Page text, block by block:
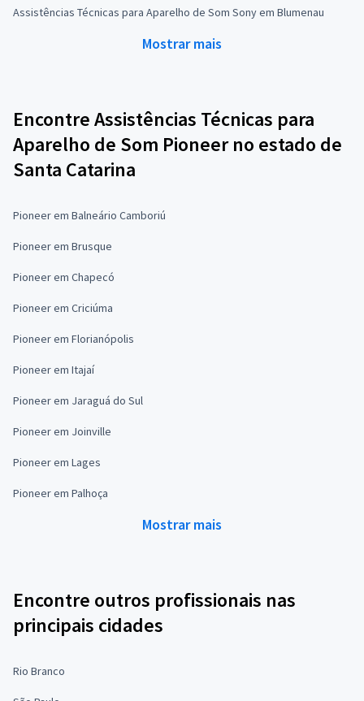
Assistências Técnicas para Aparelho de Som Sony em Blumenau
Mostrar mais
Encontre Assistências Técnicas para
Aparelho de Som Pioneer no estado de
Santa Catarina
Pioneer em Balneário Camboriú
Pioneer em Brusque
Pioneer em Chapecó
Pioneer em Criciúma
Pioneer em Florianópolis
Pioneer em Itajaí
Pioneer em Jaraguá do Sul
Pioneer em Joinville
Pioneer em Lages
Pioneer em Palhoça
Mostrar mais
Encontre outros profissionais nas
principais cidades
Rio Branco